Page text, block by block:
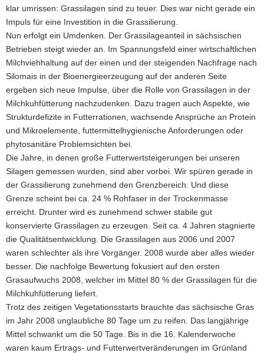
klar umrissen: Grassilagen sind zu teuer. Dies war nicht gerade ein
Impuls für eine Investition in die Grassilierung.
Nun erfolgt ein Umdenken. Der Grassilageanteil in sächsischen
Betrieben steigt wieder an. Im Spannungsfeld einer wirtschaftlichen
Milchviehhaltung auf der einen und der steigenden Nachfrage nach
Silomais in der Bioenergieerzeugung auf der anderen Seite
ergeben sich neue Impulse, über die Rolle von Grassilagen in der
Milchkuhfütterung nachzudenken. Dazu tragen auch Aspekte, wie
Strukturdefizite in Futterrationen, wachsende Ansprüche an Protein
und Mikroelemente, futtermittelhygienische Anforderungen oder
phytosanitäre Problemsichten bei.
Die Jahre, in denen große Futterwertsteigerungen bei unseren
Silagen gemessen wurden, sind aber vorbei. Wir spüren gerade in
der Grassilierung zunehmend den Grenzbereich. Und diese
Grenze scheint bei ca. 24 % Rohfaser in der Trockenmasse
erreicht. Drunter wird es zunehmend schwer stabile gut
konservierte Grassilagen zu erzeugen. Seit ca. 4 Jahren stagnierte
die Qualitätsentwicklung. Die Grassilagen aus 2006 und 2007
waren schlechter als ihre Vorgänger. 2008 wurde aber alles wieder
besser. Die nachfolge Bewertung fokusiert auf den ersten
Grasaufwuchs 2008, welcher im Mittel 80 % der Grassilagen für die
Milchkuhfütterung liefert.
Trotz des zeitigen Vegetationsstarts brauchte das sächsische Gras
im Jahr 2008 unglaubliche 80 Tage um zu reifen. Das langjährige
Mittel schwankt um die 50 Tage. Bis in die 16. Kalenderwoche
waren kaum Ertrags- und Futterwertveränderungen im Grünland